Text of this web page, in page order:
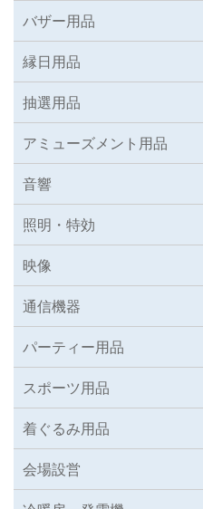
バザー用品
縁日用品
抽選用品
アミューズメント用品
音響
照明・特効
映像
通信機器
パーティー用品
スポーツ用品
着ぐるみ用品
会場設営